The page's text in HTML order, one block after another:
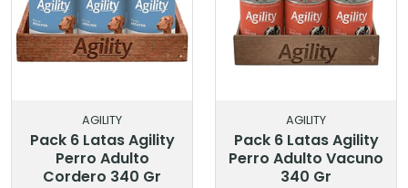
AGILITY
Pack 6 Latas Agility
Perro Adulto
Cordero 340 Gr
AGILITY
Pack 6 Latas Agility
Perro Adulto Vacuno
340 Gr